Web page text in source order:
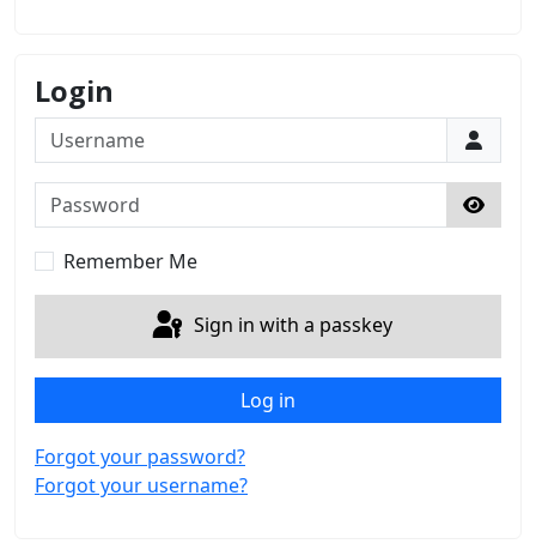
Login
Username
Password
Show
Remember Me
Sign in with a passkey
Log in
Forgot your password?
Forgot your username?